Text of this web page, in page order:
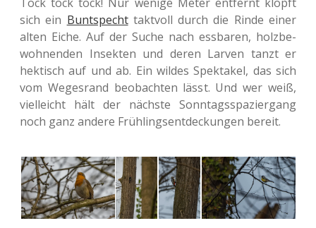
Tock tock tock! Nur wenige Meter ent­fernt klopft
sich ein Bunt­spechttakt­voll durch die Rinde einer
alten Eiche. Auf der Suche nach ess­ba­ren, holz­be­
woh­nen­den Insek­ten und deren Larven tanzt er
hek­tisch auf und ab. Ein wildes Spek­ta­kel, das sich
vom Weges­rand beob­ach­ten lässt. Und wer weiß,
viel­leicht hält der nächs­te Sonn­tags­spa­zier­gang
noch ganz andere Früh­lings­ent­de­ckun­gen bereit.